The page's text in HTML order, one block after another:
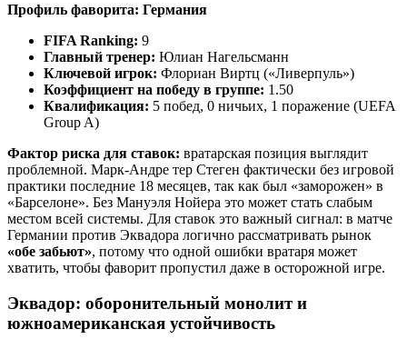
Профиль фаворита: Германия
FIFA Ranking: 9
Главный тренер: Юлиан Нагельсманн
Ключевой игрок: Флориан Виртц («Ливерпуль»)
Коэффициент на победу в группе: 1.50
Квалификация: 5 побед, 0 ничьих, 1 поражение (UEFA
Group A)
Фактор риска для ставок: вратарская позиция выглядит
проблемной. Марк-Андре тер Стеген фактически без игровой
практики последние 18 месяцев, так как был «заморожен» в
«Барселоне». Без Мануэля Нойера это может стать слабым
местом всей системы. Для ставок это важный сигнал: в матче
Германии против Эквадора логично рассматривать рынок
«обе забьют», потому что одной ошибки вратаря может
хватить, чтобы фаворит пропустил даже в осторожной игре.
Эквадор: оборонительный монолит и
южноамериканская устойчивость